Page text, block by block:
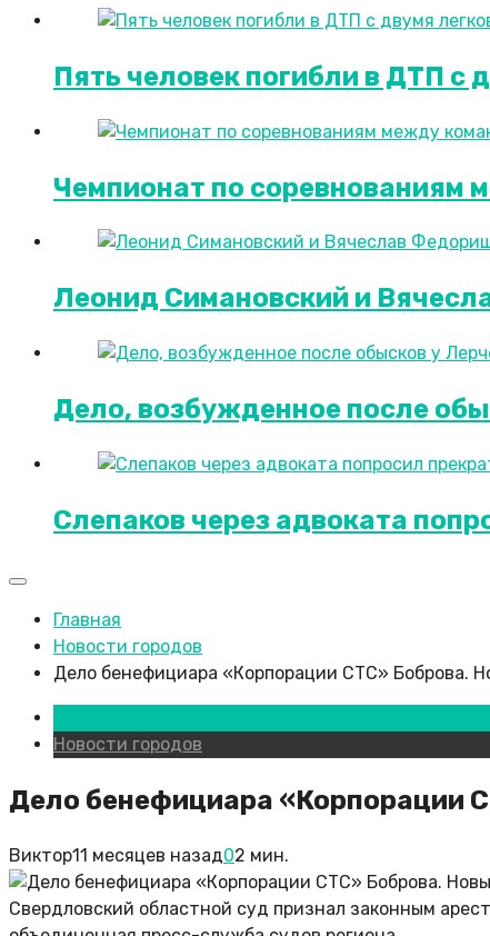
Пять человек погибли в ДТП с
Чемпионат по соревнованиям
Леонид Симановский и
Дело, возбужденное после
Слепаков через адвоката
Главная
Новости городов
Дело бенефициара «Корпорации СТС» Боброва.
Новости городов
Дело бенефициара «Корпорации
Виктор11 месяцев назад02 мин.
Свердловский областной суд признал законным